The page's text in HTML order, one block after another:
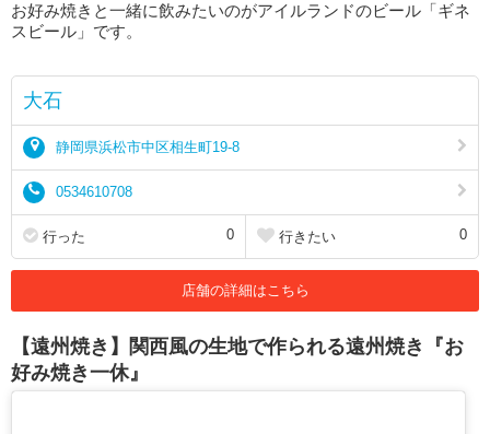
お好み焼きと一緒に飲みたいのがアイルランドのビール「ギネ
スビール」です。
大石
静岡県浜松市中区相生町19-8
0534610708
行った 0 行きたい 0
店舗の詳細はこちら
【遠州焼き】関西風の生地で作られる遠州焼き『お
好み焼き一休』